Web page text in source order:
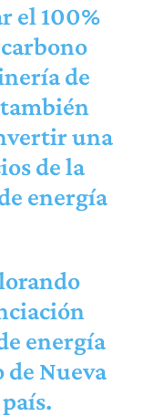
el 100%
de
una
de la
energía
energía
de Nueva